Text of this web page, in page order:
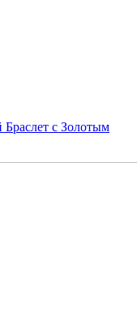
с Золотым